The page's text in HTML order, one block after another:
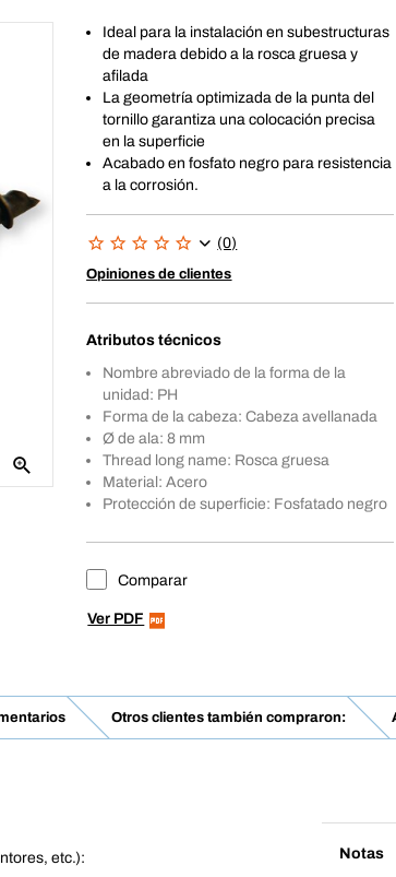
Ideal para la instalación en subestructuras
de madera debido a la rosca gruesa y
afilada
La geometría optimizada de la punta del
tornillo garantiza una colocación precisa
en la superficie
Acabado en fosfato negro para resistencia
a la corrosión.
(0)
Opiniones de clientes
Atributos técnicos
Nombre abreviado de la forma de la
unidad: PH
Forma de la cabeza: Cabeza avellanada
Ø de ala: 8 mm
Thread long name: Rosca gruesa
Material: Acero
Protección de superficie: Fosfatado negro
Comparar
Ver PDF
Otros clientes también compraron:
etc.):
Notas